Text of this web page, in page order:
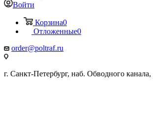
Войти
Корзина0
Отложенные0
order@poltraf.ru
г. Санкт-Петербург, наб. Обводного